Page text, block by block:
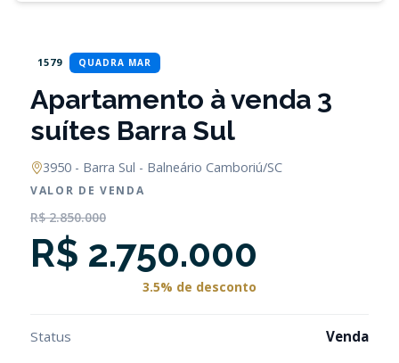
1579 QUADRA MAR
Apartamento à venda 3
suítes Barra Sul
3950 - Barra Sul - Balneário Camboriú/SC
VALOR DE VENDA
R$ 2.850.000
R$ 2.750.000
3.5% de desconto
Status Venda